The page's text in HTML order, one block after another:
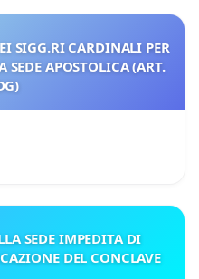
SIGG.RI CARDINALI PER
SEDE APOSTOLICA (ART.
SEDE IMPEDITA DI
DEL CONCLAVE